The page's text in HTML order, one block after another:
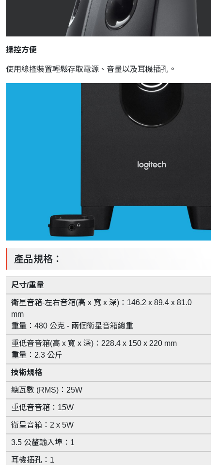
操控方便
使用線控裝置輕鬆存取電源、音量以及耳機插孔。
產品規格：
尺寸/重量
衛星音箱-左右音箱(高 x 寬 x 深)：146.2 x 89.4 x 81.0
mm
重量：480 公克 - 兩個衛星音箱總重
重低音音箱(高 x 寬 x 深)：228.4 x 150 x 220 mm
重量：2.3 公斤
技術規格
總瓦數 (RMS)：25W
重低音音箱：15W
衛星音箱：2 x 5W
3.5 公釐輸入埠：1
耳機插孔：1